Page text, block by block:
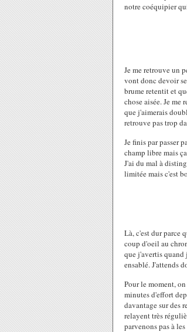
notre coéquipier
Je me retrouve un
vont donc devoir
brume retentit et
chose aisée. Je
que j'aimerais
retrouve pas trop
Je finis par passer
champ libre mais
J'ai du mal à
limitée mais c'est
Là, c'est dur parce
coup d'oeil au
que j'avertis quand
ensablé. J'attends
Pour le moment,
minutes d'effort
davantage sur des
relayent très
parvenons pas à